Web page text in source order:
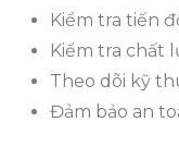
Kiểm tra tiến
Kiểm tra chất
Theo dõi kỹ
Đảm bảo an